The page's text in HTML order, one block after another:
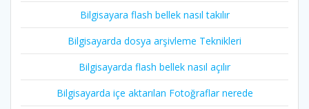
Bilgisayara flash bellek nasıl takılır
Bilgisayarda dosya arşivleme Teknikleri
Bilgisayarda flash bellek nasıl açılır
Bilgisayarda içe aktarılan Fotoğraflar nerede